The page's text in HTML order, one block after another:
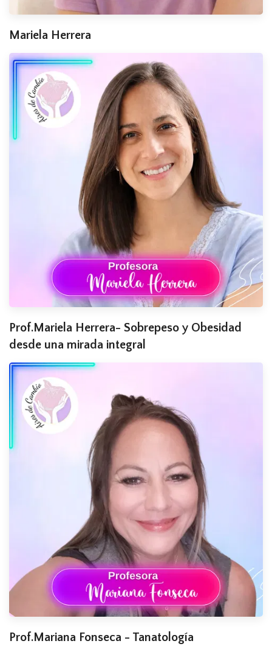
Mariela Herrera
Prof.Mariela Herrera- Sobrepeso y Obesidad
desde una mirada integral
Prof.Mariana Fonseca - Tanatología